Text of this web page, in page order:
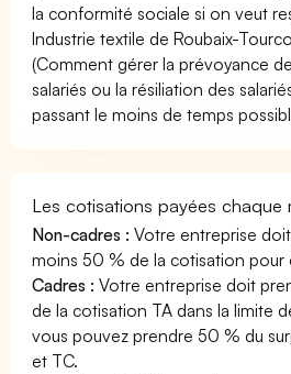
la conformité sociale si on veut
Industrie textile de Roubaix-
(Comment gérer la prévoyance
salariés ou la résiliation des
passant le moins de temps
Les cotisations payées chaque
Non-cadres : Votre entreprise
moins 50 % de la cotisation pour
Cadres : Votre entreprise doit
de la cotisation TA dans la limite
vous pouvez prendre 50 % du
et TC.